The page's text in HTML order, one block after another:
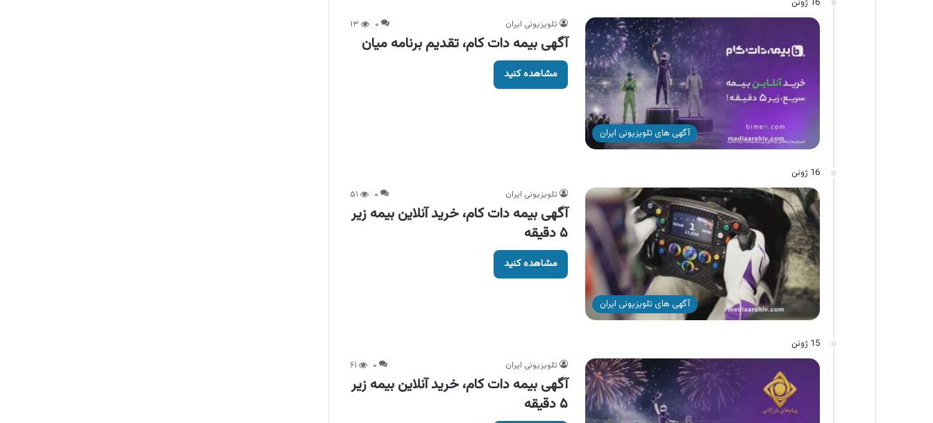
آگهی های تلویزیونی ایران
تلویزیونی ایران ۰ ۱۳
آگهی بیمه دات کام، تقدیم برنامه میان
مشاهده کنید
16 ژوئن
آگهی های تلویزیونی ایران
تلویزیونی ایران ۰ ۵۱
آگهی بیمه دات کام، خرید آنلاین بیمه زیر
۵ دقیقه
مشاهده کنید
15 ژوئن
تلویزیونی ایران ۰ ۶۱
آگهی بیمه دات کام، خرید آنلاین بیمه زیر
۵ دقیقه